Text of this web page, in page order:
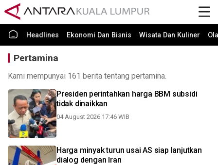
Headlines Ekonomi Dan Bisnis Wisata Dan Kuliner
Pertamina
Kami mempunyai 161 berita tentang pertamina.
Presiden perintahkan harga BBM subsidi
tidak dinaikkan
04 August 2026 17:46 WIB
Harga minyak turun usai AS siap lanjutkan
dialog dengan Iran